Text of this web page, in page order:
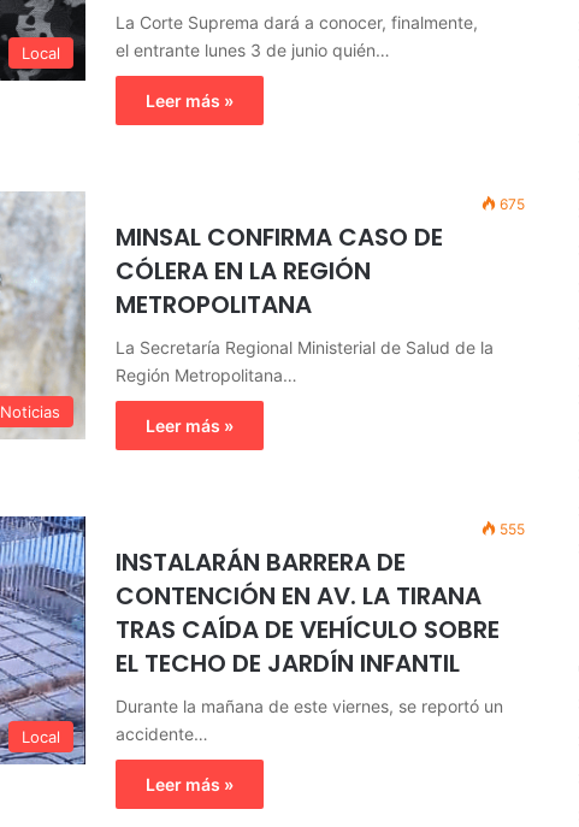
Local
La Corte Suprema dará a conocer, finalmente,
el entrante lunes 3 de junio quién…
Leer más »
Noticias
675
MINSAL CONFIRMA CASO DE
CÓLERA EN LA REGIÓN
METROPOLITANA
La Secretaría Regional Ministerial de Salud de la
Región Metropolitana…
Leer más »
Local
555
INSTALARÁN BARRERA DE
CONTENCIÓN EN AV. LA TIRANA
TRAS CAÍDA DE VEHÍCULO SOBRE
EL TECHO DE JARDÍN INFANTIL
Durante la mañana de este viernes, se reportó un
accidente…
Leer más »